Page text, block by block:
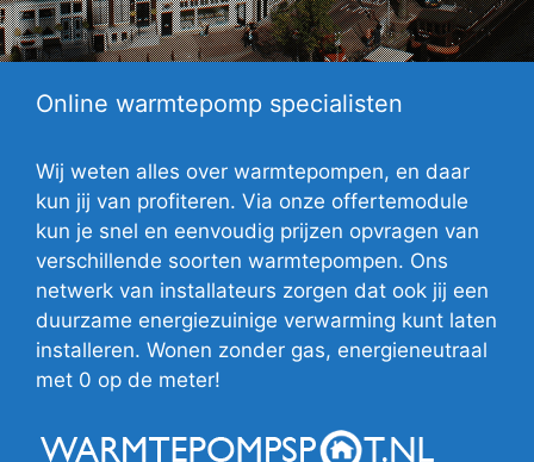
Online warmtepomp specialisten
Wij weten alles over warmtepompen, en daar
kun jij van profiteren. Via onze offertemodule
kun je snel en eenvoudig prijzen opvragen van
verschillende soorten warmtepompen. Ons
netwerk van installateurs zorgen dat ook jij een
duurzame energiezuinige verwarming kunt laten
installeren. Wonen zonder gas, energieneutraal
met 0 op de meter!